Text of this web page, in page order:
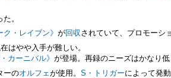
。
ク・レイブン》 が回収されていて、プロモーシ
はやや入手が難しい。
カーニバル》 が登場。再録のニーズはかなり低
ーのオルフェが使用。 S・トリガーによって発動